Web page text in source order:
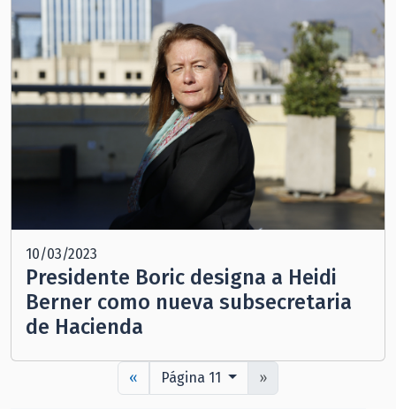
10/03/2023
Presidente Boric designa a Heidi
Berner como nueva subsecretaria
de Hacienda
« Página 11 »